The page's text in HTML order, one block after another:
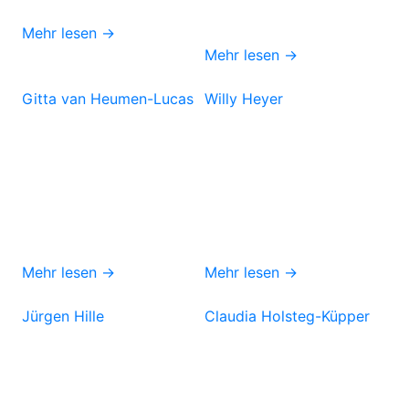
Mehr lesen →
Mehr lesen →
Gitta van Heumen-Lucas
Mehr lesen →
Willy Heyer
Mehr lesen →
Jürgen Hille Claudia Holsteg-Küpper